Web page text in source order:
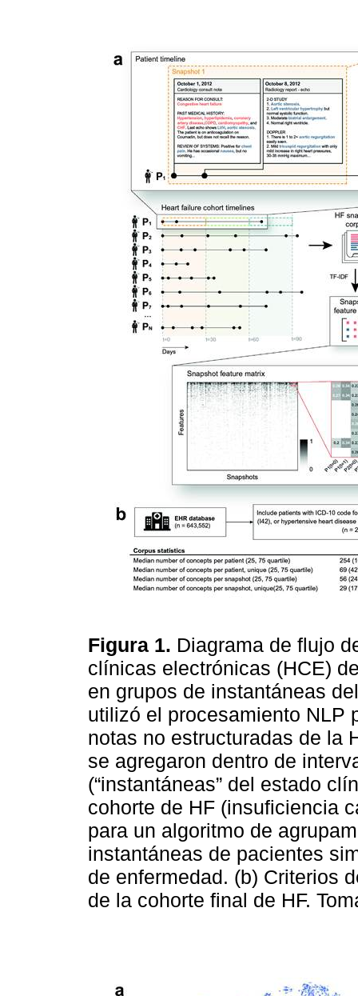
Figura 1. Diagrama de flujo
clínicas electrónicas (HCE)
en grupos de instantáneas
utilizó el procesamiento NLP
notas no estructuradas de la
se agregaron dentro de
(“instantáneas” del estado
cohorte de HF (insuficiencia
para un algoritmo de
instantáneas de pacientes
de enfermedad. (b) Criterios
de la cohorte final de HF.